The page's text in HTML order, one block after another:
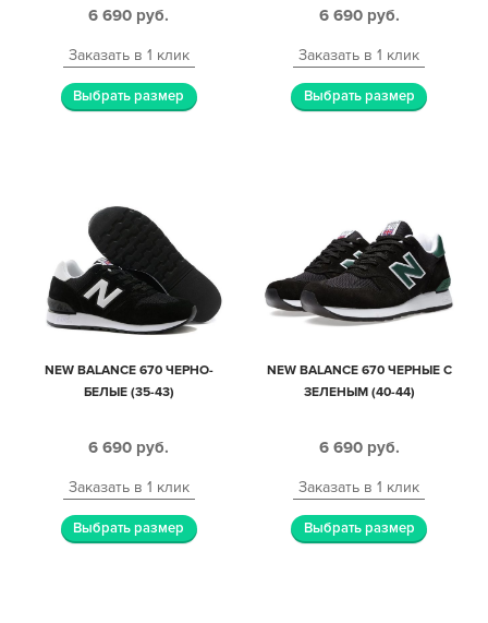
6 690 руб.
Заказать в 1 клик
Выбрать размер
6 690 руб.
Заказать в 1 клик
Выбрать размер
NEW BALANCE 670 ЧЕРНО-
БЕЛЫЕ (35-43)
6 690 руб.
Заказать в 1 клик
Выбрать размер
NEW BALANCE 670 ЧЕРНЫЕ С
ЗЕЛЕНЫМ (40-44)
6 690 руб.
Заказать в 1 клик
Выбрать размер